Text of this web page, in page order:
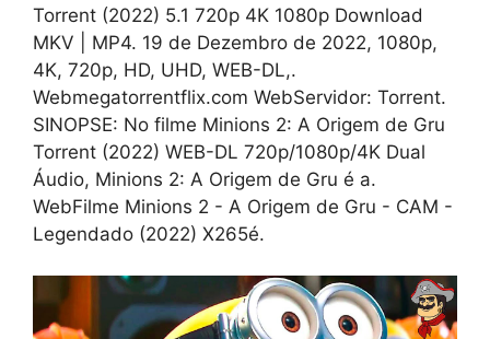
Torrent (2022) 5.1 720p 4K 1080p Download
MKV | MP4. 19 de Dezembro de 2022, 1080p,
4K, 720p, HD, UHD, WEB-DL,.
Webmegatorrentflix.com WebServidor: Torrent.
SINOPSE: No filme Minions 2: A Origem de Gru
Torrent (2022) WEB-DL 720p/1080p/4K Dual
Áudio, Minions 2: A Origem de Gru é a.
WebFilme Minions 2 - A Origem de Gru - CAM -
Legendado (2022) X265é.